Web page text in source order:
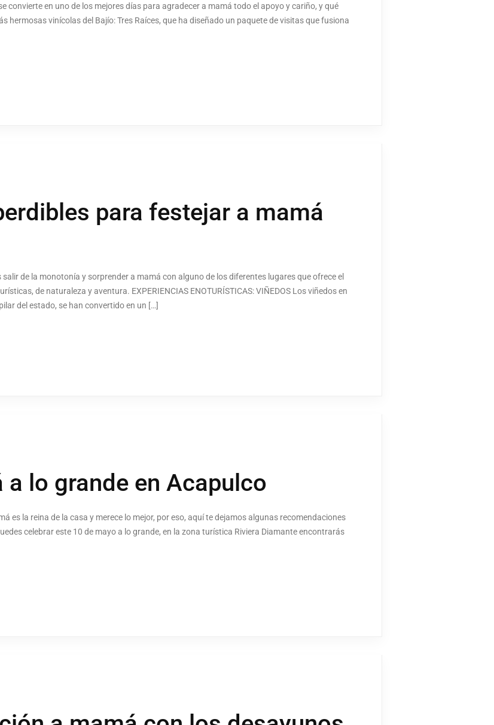
convierte en uno de los mejores días para agradecer a mamá todo el apoyo y cariño, y qué
hermosas vinícolas del Bajío: Tres Raíces, que ha diseñado un paquete de visitas que fusiona
para festejar a mamá
de la monotonía y sorprender a mamá con alguno de los diferentes lugares que ofrece el
de naturaleza y aventura. EXPERIENCIAS ENOTURÍSTICAS: VIÑEDOS Los viñedos en
del estado, se han convertido en un […]
a lo grande en Acapulco
es la reina de la casa y merece lo mejor, por eso, aquí te dejamos algunas recomendaciones
celebrar este 10 de mayo a lo grande, en la zona turística Riviera Diamante encontrarás